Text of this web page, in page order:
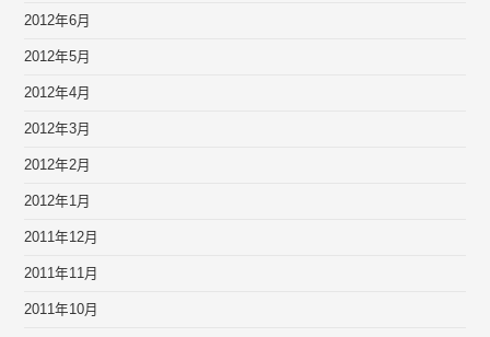
2012年6月
2012年5月
2012年4月
2012年3月
2012年2月
2012年1月
2011年12月
2011年11月
2011年10月